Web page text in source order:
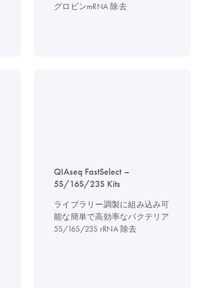
グロビンmRNA 除去
QIAseq FastSelect –
5S/16S/23S Kits
ライブラリー調製に組み込み可
能な簡単で高効率なバクテリア
5S/16S/23S rRNA 除去